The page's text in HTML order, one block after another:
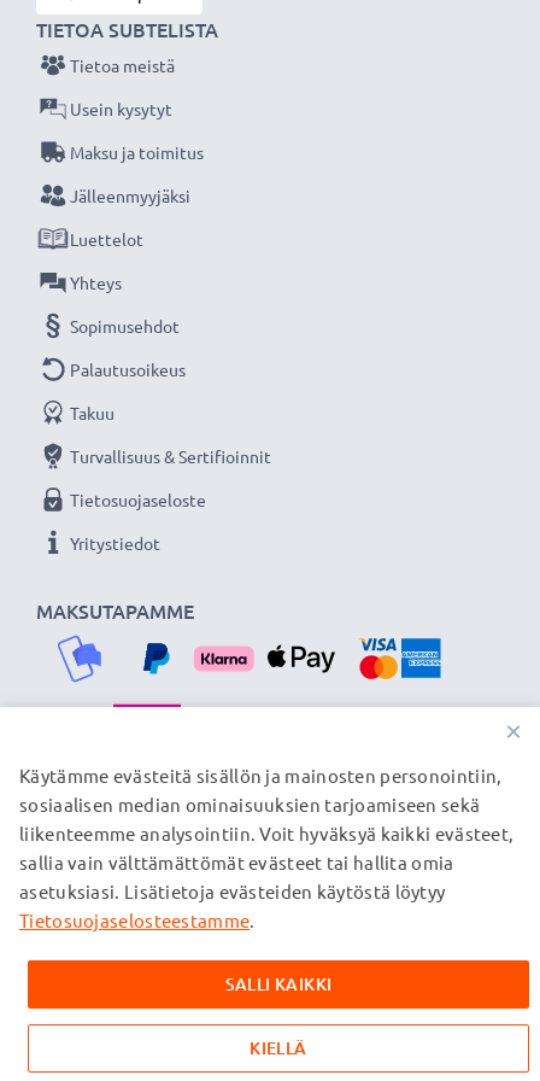
MAKSUTAPAMME
TIETOA SUBTELISTA
Tietoa meistä
Usein kysytyt
Maksu ja toimitus
Jälleenmyyjäksi
Luettelot
Yhteys
Sopimusehdot
Palautusoikeus
Takuu
Turvallisuus & Sertifioinnit
Tietosuojaseloste
Yritystiedot
TOIMITUSKUMPPANIMME
© subtel.fi 2026
Kaikki hinnat sisältävät arvonlisäveron, mutta ei
toimituskuluja. Kaikki sivuillamme mainitut tavaramerkit ovat
verkkosivuillamme ainoastaan tuotteitamme koskevan
×
Käytämme evästeitä sisällön ja mainosten personointiin,
sosiaalisen median ominaisuuksien tarjoamiseen sekä
liikenteemme analysointiin. Voit hyväksyä kaikki evästeet,
sallia vain välttämättömät evästeet tai hallita omia
asetuksiasi. Lisätietoja evästeiden käytöstä löytyy
Tietosuojaselosteestamme.
SALLI KAIKKI
KIELLÄ